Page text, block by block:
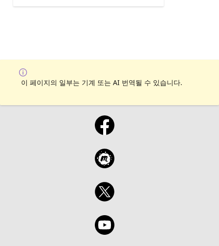
이 페이지의 일부는 기계 또는 AI 번역될 수 있습니다.